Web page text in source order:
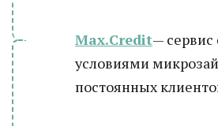
Max.Credit—
условиями
постоянных